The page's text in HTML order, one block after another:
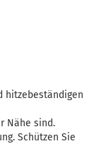
hitzebeständigen
Nähe sind.
Schützen Sie